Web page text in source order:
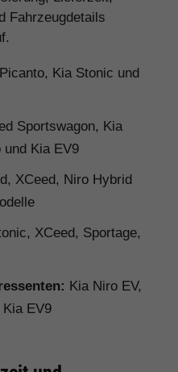
Fahrzeugdetails
Kia Stonic und
Sportswagon, Kia
und Kia EV9
XCeed, Niro Hybrid
XCeed, Sportage,
Kia Niro EV,
EV9